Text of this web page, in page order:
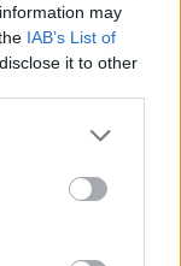
may
IAB’s List of
it to other